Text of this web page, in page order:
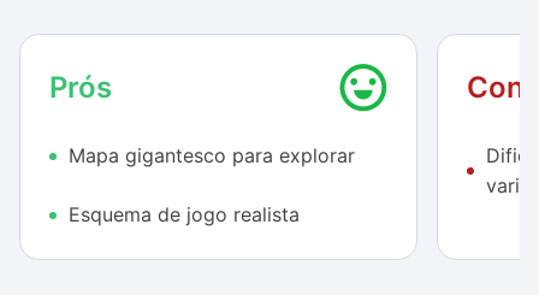
da América. E são justamente esses os elementos que
vão decidir se o usuário irá apreciar ou não o jogo.
quebrar regras de trânsito sem nenhuma
consequência provavelmente terá dificuldades em se
adaptar à jogabilidade de Haulin’. Isso porque o jogo
força o usuário a pisar no freio constantemente,
Prós
Mapa gigantesco para explorar
Esquema de jogo realista